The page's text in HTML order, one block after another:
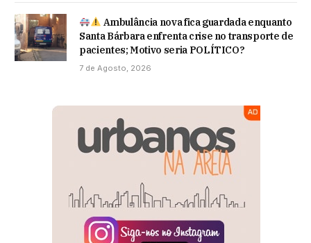
Ambulância nova fica guardada enquanto
Santa Bárbara enfrenta crise no transporte de
pacientes; Motivo seria POLÍTICO?
7 de Agosto, 2026